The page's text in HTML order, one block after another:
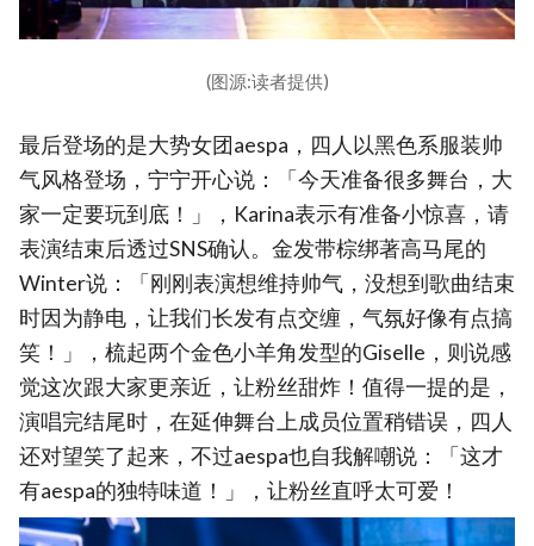
(图源:读者提供)
最后登场的是大势女团aespa，四人以黑色系服装帅
气风格登场，宁宁开心说：「今天准备很多舞台，大
家一定要玩到底！」，Karina表示有准备小惊喜，请
表演结束后透过SNS确认。金发带棕绑著高马尾的
Winter说：「刚刚表演想维持帅气，没想到歌曲结束
时因为静电，让我们长发有点交缠，气氛好像有点搞
笑！」，梳起两个金色小羊角发型的Giselle，则说感
觉这次跟大家更亲近，让粉丝甜炸！值得一提的是，
演唱完结尾时，在延伸舞台上成员位置稍错误，四人
还对望笑了起来，不过aespa也自我解嘲说：「这才
有aespa的独特味道！」，让粉丝直呼太可爱！